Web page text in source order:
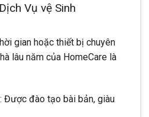
Vụ vệ Sinh
gian hoặc thiết bị chuyên
lâu năm của HomeCare là
Được đào tạo bài bản, giàu